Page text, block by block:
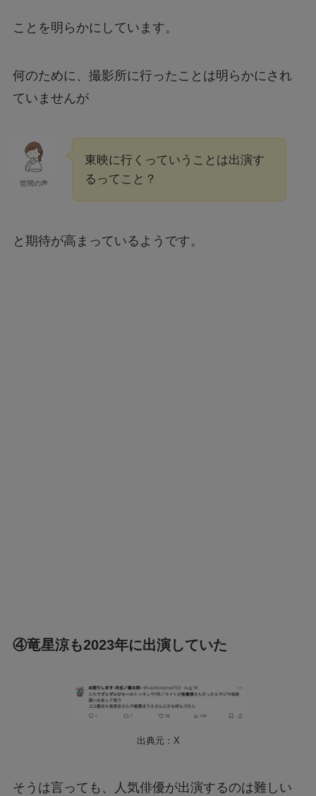
ことを明らかにしています。
何のために、撮影所に行ったことは明らかにされ
ていませんが
世間の声
東映に行くっていうことは出演す
るってこと？
と期待が高まっているようです。
④竜星涼も2023年に出演していた
出典元：X
そうは言っても、人気俳優が出演するのは難しい